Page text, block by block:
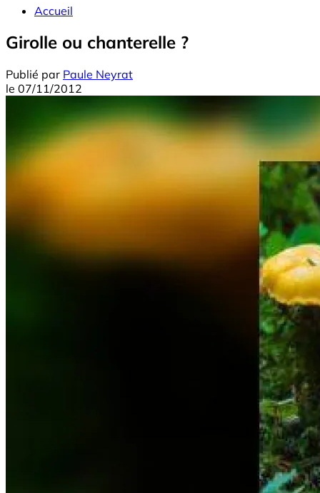
Accueil
Girolle ou chanterelle ?
Publié par Paule Neyrat
le 07/11/2012